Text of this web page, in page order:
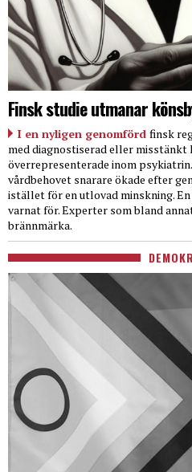
Finsk studie utmanar
I en nyligen genomförd finsk
med diagnostiserad eller misstänkt
överrepresenterade inom
vårdbehovet snarare ökade efter
istället för en utlovad minskning.
varnat för. Experter som bland
brännmärka.